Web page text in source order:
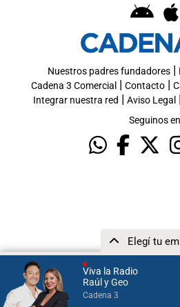
Viva la Radio
Raúl y Geo
Cadena 3
Elegí tu
Nuestros padres fundadores|
Cadena 3 Comercial | Contacto|
Integrar nuestra red | Aviso Legal |
Seguinos en